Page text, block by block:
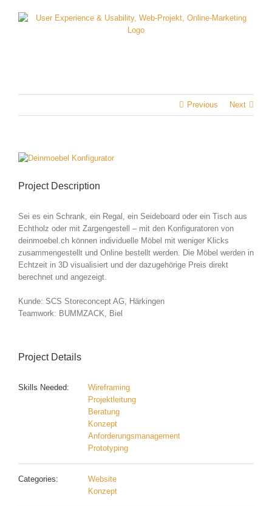
Previous Next
View
Image
Project Description
Sei es ein Schrank, ein Regal, ein Seideboard oder ein Tisch aus
Echtholz oder mit Zargengestell – mit den Konfiguratoren von
deinmoebel.ch können individuelle Möbel mit weniger Klicks
zusammengestellt und Online bestellt werden. Die Möbel werden in
Echtzeit in 3D visualisiert und der dazugehörige Preis direkt
berechnet und angezeigt.
Kunde: SCS Storeconcept AG, Härkingen
Teamwork: BUMMZACK, Biel
Project Details
Skills Needed:
Wireframing
Projektleitung
Beratung
Konzept
Anforderungsmanagement
Prototyping
Categories:
Website
Konzept